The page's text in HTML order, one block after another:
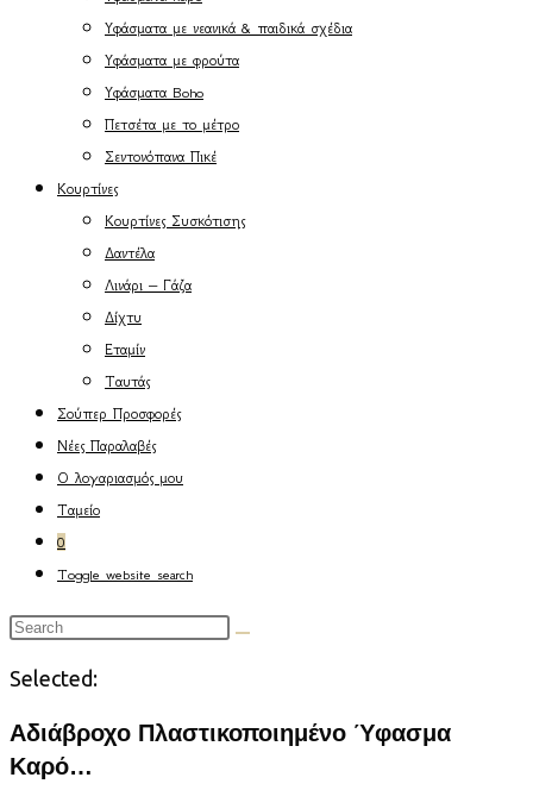
Υφάσματα με νεανικά & παιδικά σχέδια
Υφάσματα με φρούτα
Υφάσματα Boho
Πετσέτα με το μέτρο
Σεντονόπανα Πικέ
Κουρτίνες
Κουρτίνες Συσκότισης
Δαντέλα
Λινάρι – Γάζα
Δίχτυ
Εταμίν
Ταυτάς
Σούπερ Προσφορές
Νέες Παραλαβές
Ο λογαριασμός μου
Ταμείο
0
Toggle website search
Selected:
Αδιάβροχο Πλαστικοποιημένο Ύφασμα
Καρό…